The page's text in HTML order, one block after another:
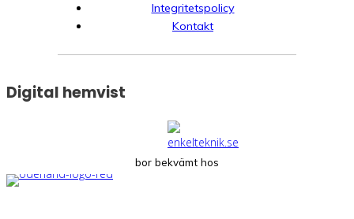
Integritetspolicy
Kontakt
Digital hemvist
bor bekvämt hos